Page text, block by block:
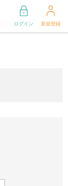
ログイン 新規登録